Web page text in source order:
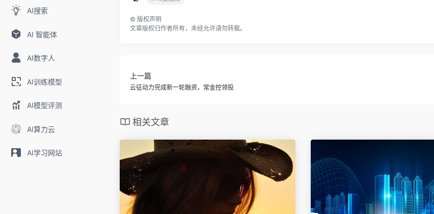
AI搜索
AI 智能体
AI数字人
AI训练模型
AI模型评测
AI算力云
AI学习网站
© 版权声明
文章版权归作者所有，未经允许请勿转载。
上一篇
云征动力完成新一轮融资，常金控领投
相关文章